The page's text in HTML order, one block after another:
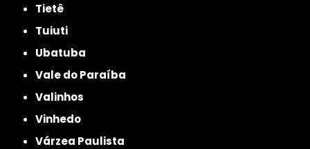
Tietê
Tuiuti
Ubatuba
Vale do Paraíba
Valinhos
Vinhedo
Várzea Paulista